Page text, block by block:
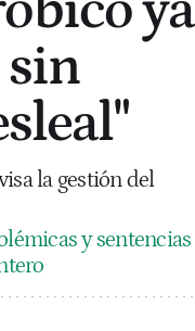
sin
la gestión del
y sentencias